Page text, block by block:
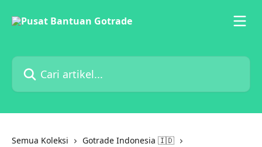
Cari artikel...
Semua Koleksi
Gotrade Indonesia 🇮🇩